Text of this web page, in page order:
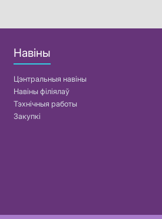
Навіны
Цэнтральныя навіны
Навіны філіялаў
Тэхнічныя работы
Закупкі